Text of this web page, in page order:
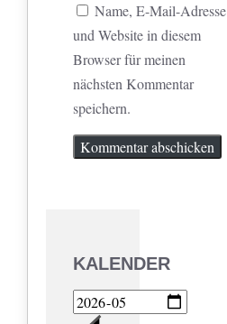
Name, E-Mail-Adresse
und Website in diesem
Browser für meinen
nächsten Kommentar
speichern.
KALENDER